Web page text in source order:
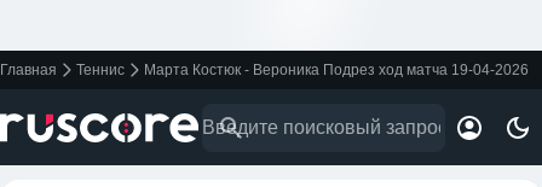
Главная Теннис Марта Костюк - Вероника Подрез ход матча 19-04-2026